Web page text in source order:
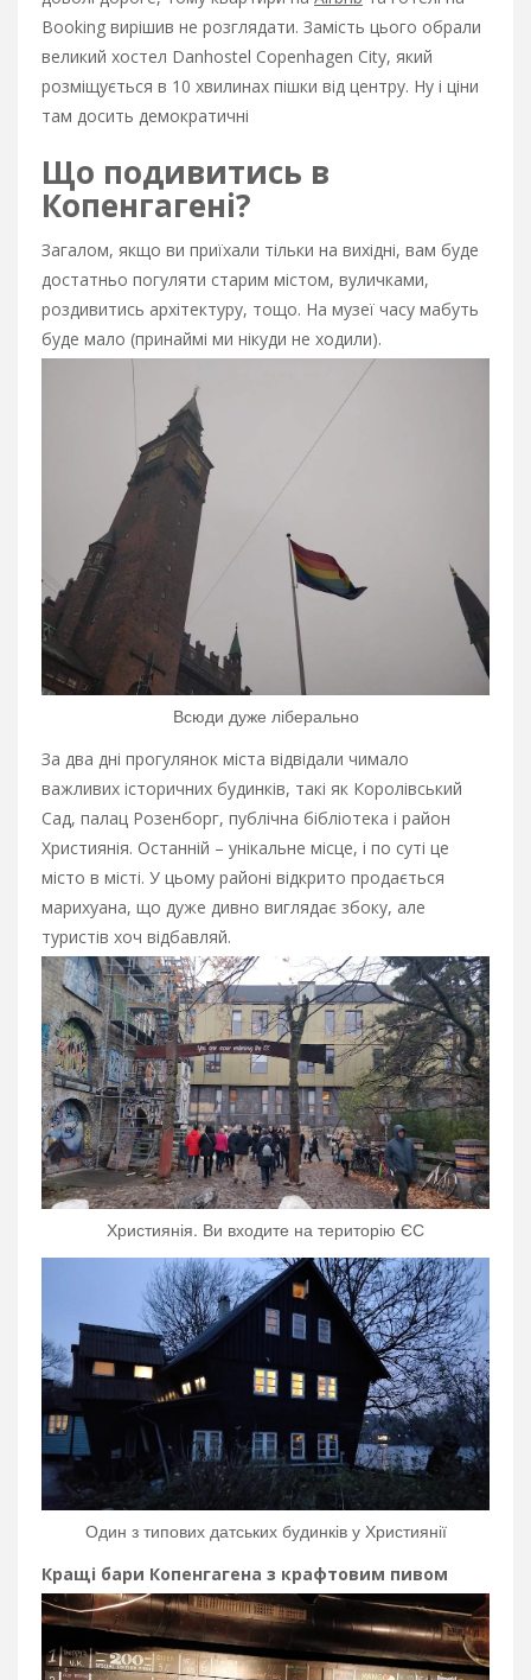
Booking вирішив не розглядати. Замість цього обрали
великий хостел Danhostel Copenhagen City, який
розміщується в 10 хвилинах пішки від центру. Ну і ціни
там досить демократичні
Що подивитись в
Копенгагені?
Загалом, якщо ви приїхали тільки на вихідні, вам буде
достатньо погуляти старим містом, вуличками,
роздивитись архітектуру, тощо. На музеї часу мабуть
буде мало (принаймі ми нікуди не ходили).
Всюди дуже ліберально
За два дні прогулянок міста відвідали чимало
важливих історичних будинків, такі як Королівський
Сад, палац Розенборг, публічна бібліотека і район
Християнія. Останній – унікальне місце, і по суті це
місто в місті. У цьому районі відкрито продається
марихуана, що дуже дивно виглядає збоку, але
туристів хоч відбавляй.
Християнія. Ви входите на територію ЄС
Один з типових датських будинків у Християнії
Кращі бари Копенгагена з крафтовим пивом